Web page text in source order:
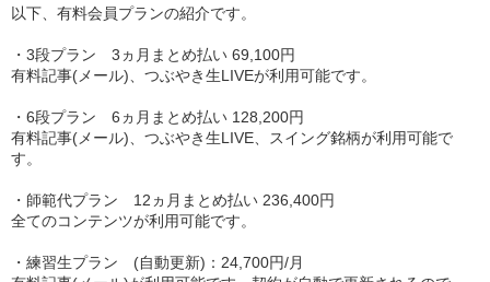
以下、有料会員プランの紹介です。
・3段プラン 3ヵ月まとめ払い 69,100円
有料記事(メール)、つぶやき生LIVEが利用可能です。
・6段プラン 6ヵ月まとめ払い 128,200円
有料記事(メール)、つぶやき生LIVE、スイング銘柄が利用可能で
す。
・師範代プラン 12ヵ月まとめ払い 236,400円
全てのコンテンツが利用可能です。
・練習生プラン (自動更新)：24,700円/月